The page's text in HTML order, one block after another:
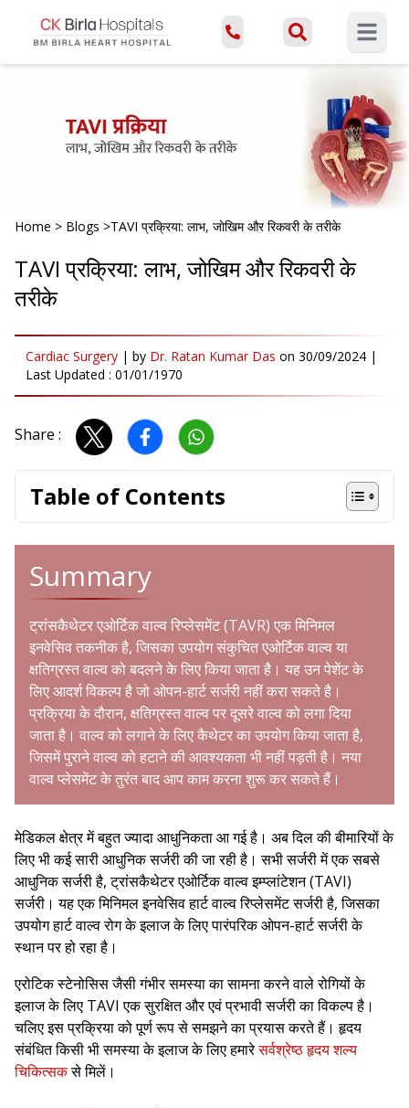
Open
Home > Blogs >TAVI प्रक्रिया: लाभ, जोखिम और रिकवरी के तरीके
TAVI प्रक्रिया: लाभ, जोखिम और रिकवरी के
तरीके
Cardiac Surgery | by Dr. Ratan Kumar Das on 30/09/2024 |
Last Updated : 01/01/1970
Share :
Table of Contents
Summary
ट्रांसकैथेटर एओर्टिक वाल्व रिप्लेसमेंट (TAVR) एक मिनिमल
इनवेसिव तकनीक है, जिसका उपयोग संकुचित एओर्टिक वाल्व या
क्षतिग्रस्त वाल्व को बदलने के लिए किया जाता है। यह उन पेशेंट के
लिए आदर्श विकल्प है जो ओपन-हार्ट सर्जरी नहीं करा सकते है।
प्रक्रिया के दौरान, क्षतिग्रस्त वाल्व पर दूसरे वाल्व को लगा दिया
जाता है। वाल्व को लगाने के लिए कैथेटर का उपयोग किया जाता है,
जिसमें पुराने वाल्व को हटाने की आवश्यकता भी नहीं पड़ती है। नया
वाल्व प्लेसमेंट के तुरंत बाद आप काम करना शुरू कर सकते हैं।
मेडिकल क्षेत्र में बहुत ज्यादा आधुनिकता आ गई है। अब दिल की बीमारियों के
लिए भी कई सारी आधुनिक सर्जरी की जा रही है। सभी सर्जरी में एक सबसे
आधुनिक सर्जरी है, ट्रांसकैथेटर एओर्टिक वाल्व इम्प्लांटेशन (TAVI)
सर्जरी। यह एक मिनिमल इनवेसिव हार्ट वाल्व रिप्लेसमेंट सर्जरी है, जिसका
उपयोग हार्ट वाल्व रोग के इलाज के लिए पारंपरिक ओपन-हार्ट सर्जरी के
स्थान पर हो रहा है।
एरोटिक स्टेनोसिस जैसी गंभीर समस्या का सामना करने वाले रोगियों के
इलाज के लिए TAVI एक सुरक्षित और एवं प्रभावी सर्जरी का विकल्प है।
चलिए इस प्रक्रिया को पूर्ण रूप से समझने का प्रयास करते हैं। हृदय
संबंधित किसी भी समस्या के इलाज के लिए हमारेसर्वश्रेष्ठ हृदय शल्य
चिकित्सकसे मिलें।